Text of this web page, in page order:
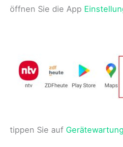
öffnen Sie die App
tippen Sie auf Gerätewartung